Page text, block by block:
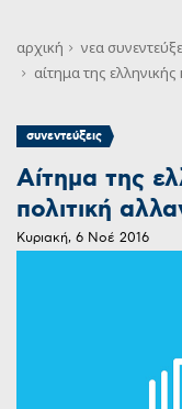
αρχική νεα
αίτημα της
συνεντεύξεις
Αίτημα της
πολιτική
Κυριακή, 6 Νοέ 2016